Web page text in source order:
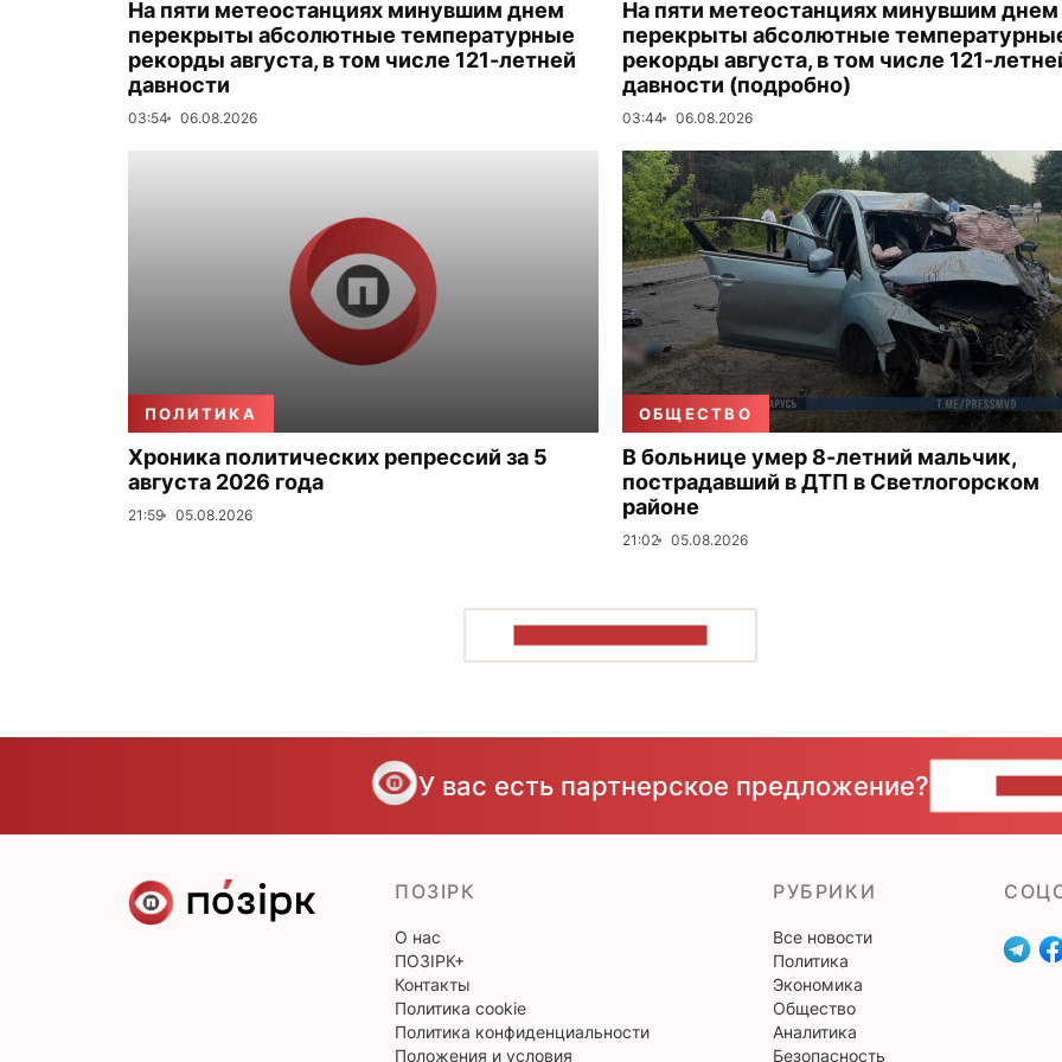
На пяти метеостанциях минувшим днем
перекрыты абсолютные температурные
рекорды августа, в том числе 121-летней
давности
03:54 06.08.2026
На пяти метеостанциях минувшим днем
перекрыты абсолютные
рекорды августа, в том числе 121-
давности (подробно)
03:44 06.08.2026
ПОЛИТИКА
Хроника политических репрессий за 5
августа 2026 года
21:59 05.08.2026
ОБЩЕСТВО
В больнице умер 8-летний мальчик,
пострадавший в ДТП в Светлогорском
районе
21:02 05.08.2026
У вас есть партнерское предложение?
ПОЗІРК
О нас
ПОЗІРК+
Контакты
Политика cookie
Политика конфиденциальности
Положения и условия
РУБРИКИ
Все новости
Политика
Экономика
Общество
Аналитика
Безопасность